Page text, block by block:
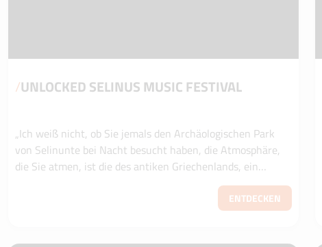
/UNLOCKED SELINUS MUSIC FESTIVAL
„Ich weiß nicht, ob Sie jemals den Archäologischen Park
von Selinunte bei Nacht besucht haben, die Atmosphäre,
die Sie atmen, ist die des antiken Griechenlands, ein
ENTDECKEN